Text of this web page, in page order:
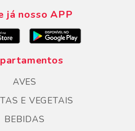
já nosso APP
AVES
E VEGETAIS
BEBIDAS